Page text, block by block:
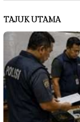
TAJUK UTAMA